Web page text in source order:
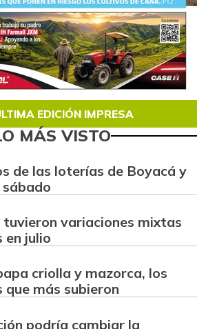
EDICIÓN IMPRESA
MÁS VISTO
de las loterías de Boyacá y
sábado
variaciones mixtas
en julio
criolla y mazorca, los
más subieron
podría cambiar la